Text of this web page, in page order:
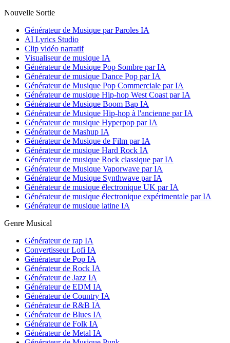
Nouvelle Sortie
Générateur de Musique par Paroles IA
AI Lyrics Studio
Clip vidéo narratif
Visualiseur de musique IA
Générateur de Musique Pop Sombre par IA
Générateur de musique Dance Pop par IA
Générateur de Musique Pop Commerciale par IA
Générateur de musique Hip-hop West Coast par IA
Générateur de Musique Boom Bap IA
Générateur de Musique Hip-hop à l'ancienne par IA
Générateur de musique Hyperpop par IA
Générateur de Mashup IA
Générateur de Musique de Film par IA
Générateur de musique Hard Rock IA
Générateur de musique Rock classique par IA
Générateur de Musique Vaporwave par IA
Générateur de Musique Synthwave par IA
Générateur de musique électronique UK par IA
Générateur de musique électronique expérimentale par IA
Générateur de musique latine IA
Genre Musical
Générateur de rap IA
Convertisseur Lofi IA
Générateur de Pop IA
Générateur de Rock IA
Générateur de Jazz IA
Générateur de EDM IA
Générateur de Country IA
Générateur de R&B IA
Générateur de Blues IA
Générateur de Folk IA
Générateur de Metal IA